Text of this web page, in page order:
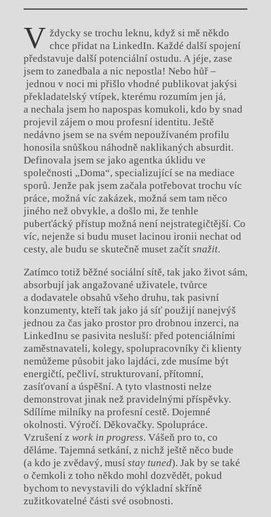
V ždycky se trochu leknu, když si mě někdo
chce přidat na LinkedIn. Každé další spojení
představuje další potenciální ostudu. A jéje, zase
jsem to zanedbala a nic nepostla! Nebo hůř –
jednou v noci mi přišlo vhodné publikovat jakýsi
překladatelský vtípek, kterému rozumím jen já,
a nechala jsem ho napospas komukoli, kdo by snad
projevil zájem o mou profesní identitu. Ještě
nedávno jsem se na svém nepoužívaném profilu
honosila snůškou náhodně naklikaných absurdit.
Definovala jsem se jako agentka úklidu ve
společnosti „Doma“, specializující se na mediace
sporů. Jenže pak jsem začala potřebovat trochu víc
práce, možná víc zakázek, možná sem tam něco
jiného než obvykle, a došlo mi, že tenhle
puberťácký přístup možná není nejstrategičtější. Co
víc, nejenže si budu muset lacinou ironii nechat od
cesty, ale budu se skutečně muset začít snažit.
Zatímco totiž běžné sociální sítě, tak jako život sám,
absorbují jak angažované uživatele, tvůrce
a dodavatele obsahů všeho druhu, tak pasivní
konzumenty, kteří tak jako já síť použijí nanejvýš
jednou za čas jako prostor pro drobnou inzerci, na
LinkedInu se pasivita nesluší: před potenciálními
zaměstnavateli, kolegy, spolupracovníky či klienty
nemůžeme působit jako lajdáci, zde musíme být
energičtí, pečliví, strukturovaní, přítomní,
zasíťovaní a úspěšní. A tyto vlastnosti nelze
demonstrovat jinak než pravidelnými příspěvky.
Sdílíme milníky na profesní cestě. Dojemné
okolnosti. Výročí. Děkovačky. Spolupráce.
Vzrušení z work in progress. Vášeň pro to, co
děláme. Tajemná setkání, z nichž ještě něco bude
(a kdo je zvědavý, musí stay tuned). Jak by se také
o čemkoli z toho někdo mohl dozvědět, pokud
bychom to nevystavili do výkladní skříně
zužitkovatelné části své osobnosti.